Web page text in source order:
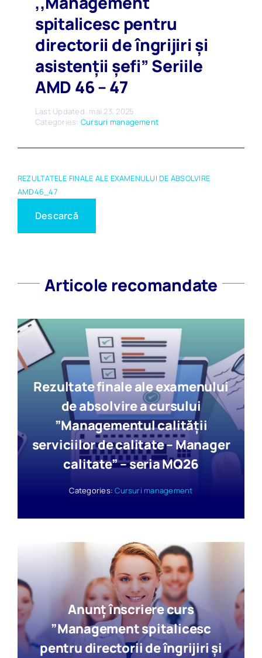
spitalicesc pentru
directorii de îngrijiri și
asistenții șefi” Seriile
AMD 46 – 47
Last Updated: mai 23, 2025
Categories: Cursuri management
REZULTATELE FINALE ALE EXAMENULUI DE ABSOLVIRE
AMD46_47
Descarcă
Articole recomandate
Rezultate finale ale examenului
de absolvire a cursului
”Managementul calității
serviciilor de calitate – Manager
calitate” – seria MQ26
Categories:Cursuri management
Anunț înscriere curs
”Management spitalicesc
pentru directorii de îngrijiri şi